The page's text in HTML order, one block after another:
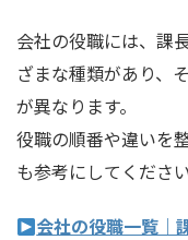
会社の役職には、課
ざまな種類があり、
が異なります。
役職の順番や違いを
も参考にしてください
会社の役職一覧｜